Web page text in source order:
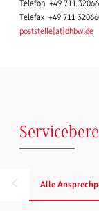
Telefon +49 711
Telefax +49 711
poststelle at dhbw.de
Alle